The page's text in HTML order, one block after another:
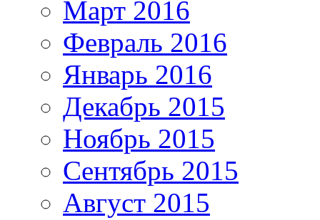
Март 2016
Февраль 2016
Январь 2016
Декабрь 2015
Ноябрь 2015
Сентябрь 2015
Август 2015